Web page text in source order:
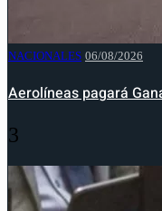
NACIONALES 06/08/2026
Aerolíneas pagará
3